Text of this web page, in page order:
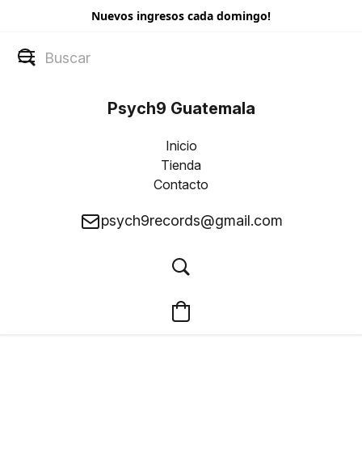
Nuevos ingresos cada domingo!
Psych9 Guatemala
Inicio
Tienda
Contacto
psych9records@gmail.com